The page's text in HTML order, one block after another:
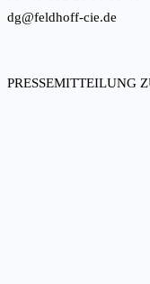
dg@feldhoff-cie.de
PRESSEMITTEILUNG